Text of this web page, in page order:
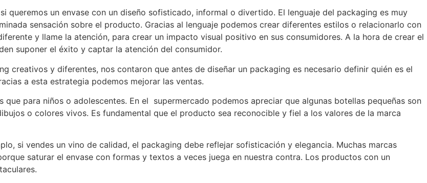
queremos un envase con un diseño sofisticado, informal o divertido. El lenguaje del packaging es muy
sensación sobre el producto. Gracias al lenguaje podemos crear diferentes estilos o relacionarlo con
y llame la atención, para crear un impacto visual positivo en sus consumidores. A la hora de crear el
suponer el éxito y captar la atención del consumidor.
creativos y diferentes, nos contaron que antes de diseñar un packaging es necesario definir quién es el
a esta estrategia podemos mejorar las ventas.
para niños o adolescentes. En el supermercado podemos apreciar que algunas botellas pequeñas son
o colores vivos. Es fundamental que el producto sea reconocible y fiel a los valores de la marca
si vendes un vino de calidad, el packaging debe reflejar sofisticación y elegancia. Muchas marcas
saturar el envase con formas y textos a veces juega en nuestra contra. Los productos con un